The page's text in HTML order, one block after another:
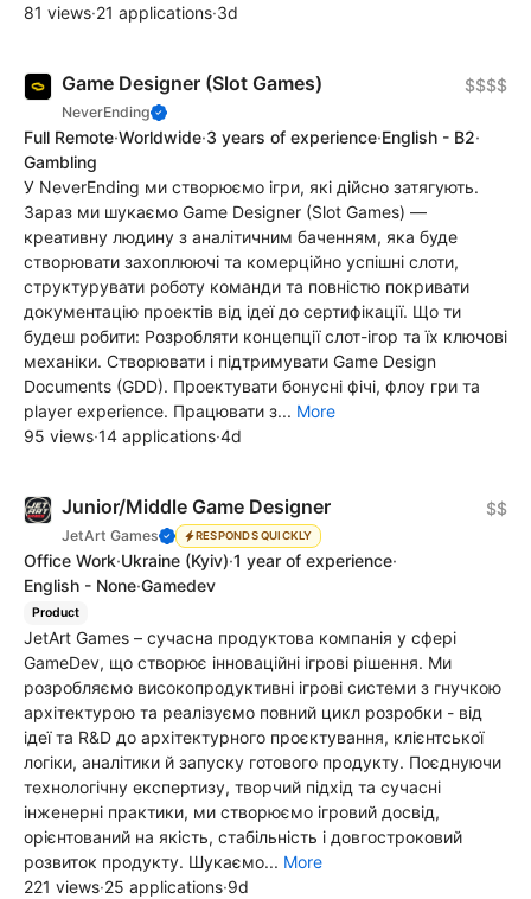
81 views·21 applications·3d
Game Designer (Slot Games)
NeverEnding
$$$$
Full Remote·Worldwide·3 years of experience·English - B2·
Gambling
У NeverEnding ми створюємо ігри, які дійсно затягують.
Зараз ми шукаємо Game Designer (Slot Games) —
креативну людину з аналітичним баченням, яка буде
створювати захоплюючі та комерційно успішні слоти,
структурувати роботу команди та повністю покривати
документацію проектів від ідеї до сертифікації. Що ти
будеш робити: Розробляти концепції слот-ігор та їх ключові
механіки. Створювати і підтримувати Game Design
Documents (GDD). Проектувати бонусні фічі, флоу гри та
player experience. Працювати з... More
95 views·14 applications·4d
Junior/Middle Game Designer
JetArt Games RESPONDS QUICKLY
$$
Office Work·Ukraine (Kyiv)·1 year of experience·
English - None·Gamedev
Product
JetArt Games – сучасна продуктова компанія у сфері
GameDev, що створює інноваційні ігрові рішення. Ми
розробляємо високопродуктивні ігрові системи з гнучкою
архітектурою та реалізуємо повний цикл розробки - від
ідеї та R&D до архітектурного проєктування, клієнтської
логіки, аналітики й запуску готового продукту. Поєднуючи
технологічну експертизу, творчий підхід та сучасні
інженерні практики, ми створюємо ігровий досвід,
орієнтований на якість, стабільність і довгостроковий
розвиток продукту. Шукаємо... More
221 views·25 applications·9d